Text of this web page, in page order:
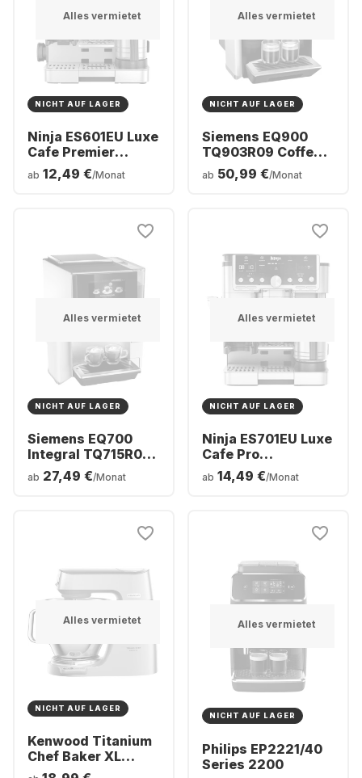
Alles vermietet
NICHT AUF LAGER
Ninja ES601EU Luxe
Cafe Premier
Kafeemaschine
ab 12,49 €/Monat
Alles vermietet
NICHT AUF LAGER
Siemens EQ900
TQ903R09 Coffee
Machine
ab 50,99 €/Monat
Alles vermietet
NICHT AUF LAGER
Siemens EQ700
Integral TQ715R03
Coffee Machine
ab 27,49 €/Monat
Alles vermietet
NICHT AUF LAGER
Ninja ES701EU Luxe
Cafe Pro
Kafeemaschine
ab 14,49 €/Monat
Alles vermietet
NICHT AUF LAGER
Kenwood Titanium
Chef Baker XL
KVL85.004
Alles vermietet
NICHT AUF LAGER
Philips EP2221/40
Series 2200